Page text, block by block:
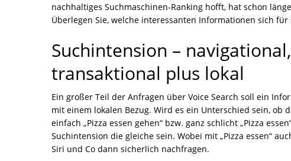
nachhaltiges Suchmaschinen-Ranking hofft, hat schon
Überlegen Sie, welche interessanten Informationen sich
Suchintension –
transaktional plus lokal
Ein großer Teil der Anfragen über Voice Search soll ein
mit einem lokalen Bezug. Wird es ein Unterschied sein, ob
einfach „Pizza essen gehen“ bzw. ganz schlicht „Pizza
Suchintension die gleiche sein. Wobei mit „Pizza essen“
Siri und Co dann sicherlich nachfragen.